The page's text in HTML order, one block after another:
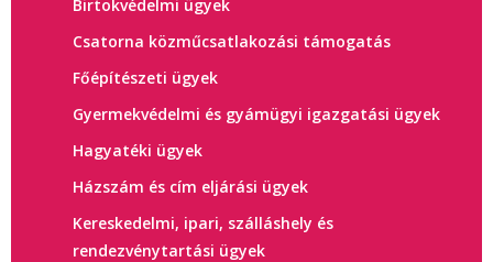
Birtokvédelmi ügyek
Csatorna közműcsatlakozási támogatás
Főépítészeti ügyek
Gyermekvédelmi és gyámügyi igazgatási ügyek
Hagyatéki ügyek
Házszám és cím eljárási ügyek
Kereskedelmi, ipari, szálláshely és
rendezvénytartási ügyek